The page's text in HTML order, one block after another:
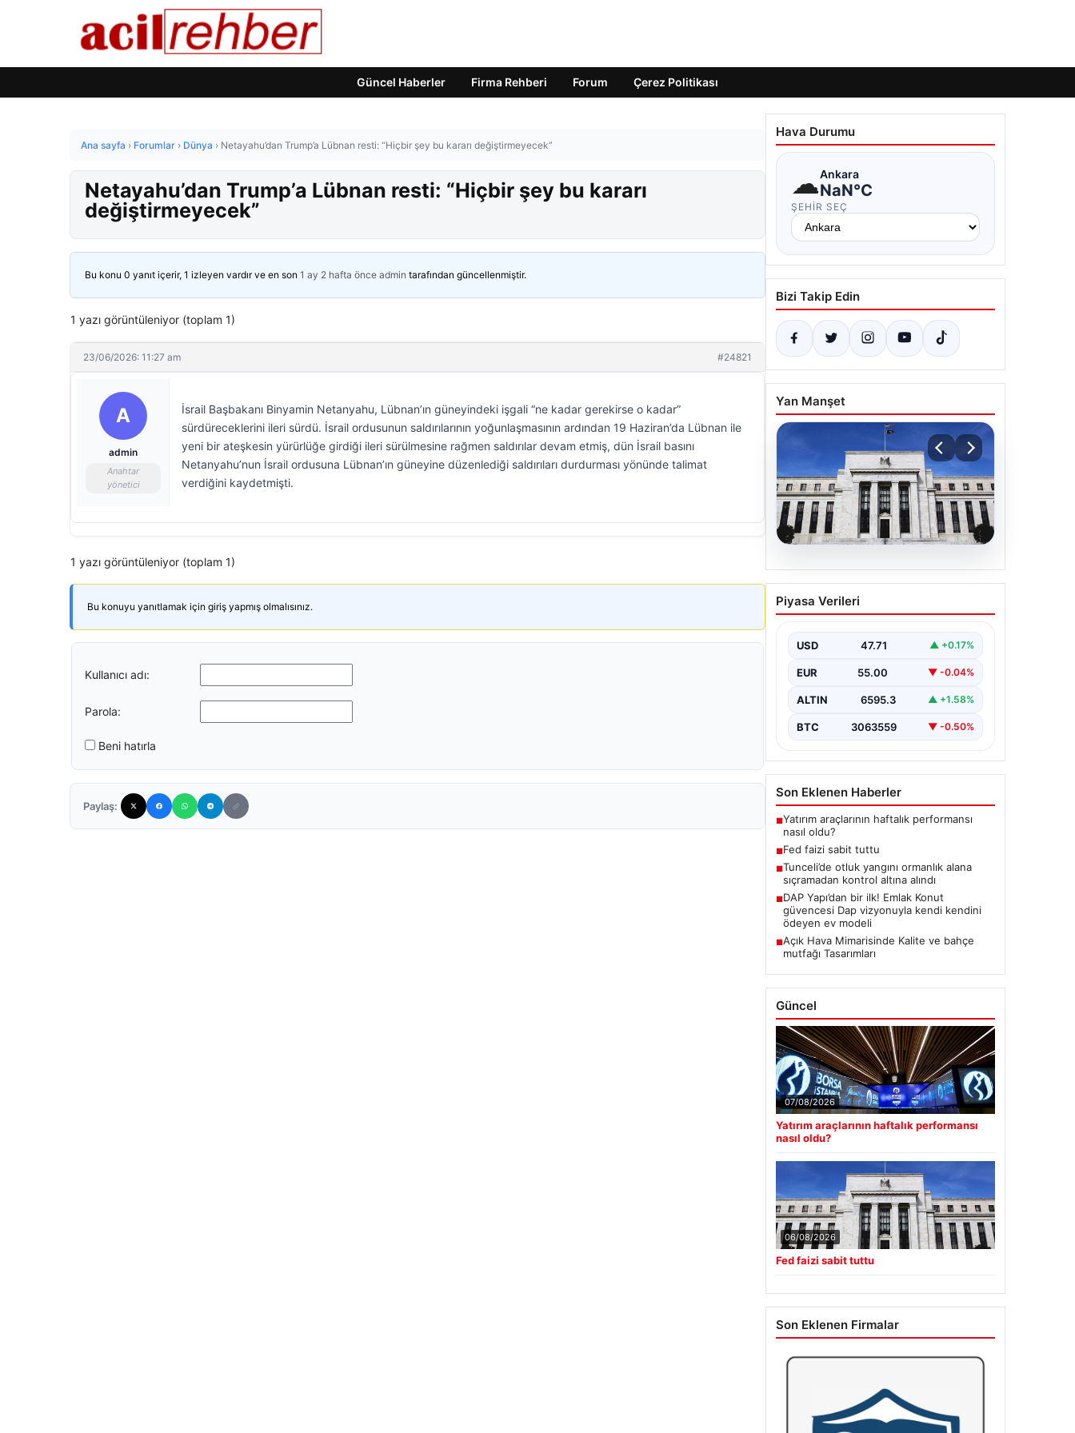
Güncel Haberler Firma Rehberi Forum Çerez Politikası
Ana sayfa › Forumlar › Dünya › Netayahu’dan Trump’a Lübnan resti: “Hiçbir şey bu kararı değiştirmeyecek”
Netayahu’dan Trump’a Lübnan resti: “Hiçbir şey bu kararı
değiştirmeyecek”
Bu konu 0 yanıt içerir, 1 izleyen vardır ve en son 1 ay 2 hafta önce admin tarafından güncellenmiştir.
1 yazı görüntüleniyor (toplam 1)
23/06/2026: 11:27 am #24821
A
admin
Anahtar
yönetici
İsrail Başbakanı Binyamin Netanyahu, Lübnan’ın güneyindeki işgali “ne kadar gerekirse o kadar”
sürdüreceklerini ileri sürdü. İsrail ordusunun saldırılarının yoğunlaşmasının ardından 19 Haziran’da Lübnan ile
yeni bir ateşkesin yürürlüğe girdiği ileri sürülmesine rağmen saldırılar devam etmiş, dün İsrail basını
Netanyahu’nun İsrail ordusuna Lübnan’ın güneyine düzenlediği saldırıları durdurması yönünde talimat
verdiğini kaydetmişti.
1 yazı görüntüleniyor (toplam 1)
Bu konuyu yanıtlamak için giriş yapmış olmalısınız.
Kullanıcı adı:
Parola:
Beni hatırla
Paylaş:
Hava Durumu
☁Ankara
NaN°C
ŞEHIR SEÇ
Bizi Takip Edin
Yan Manşet
Fed faizi sabit tuttu
Piyasa Verileri
USD 47.71 ▲ +0.17%
EUR 55.00 ▼ -0.04%
ALTIN 6595.3 ▲ +1.58%
BTC 3063559 ▼ -0.50%
Son Eklenen Haberler
■Yatırım araçlarının haftalık performansı
nasıl oldu?
■Fed faizi sabit tuttu
■Tunceli’de otluk yangını ormanlık alana
sıçramadan kontrol altına alındı
■DAP Yapı’dan bir ilk! Emlak Konut
güvencesi Dap vizyonuyla kendi kendini
ödeyen ev modeli
■Açık Hava Mimarisinde Kalite ve bahçe
mutfağı Tasarımları
Güncel
07/08/2026
Yatırım araçlarının haftalık performansı
nasıl oldu?
06/08/2026
Fed faizi sabit tuttu
Son Eklenen Firmalar